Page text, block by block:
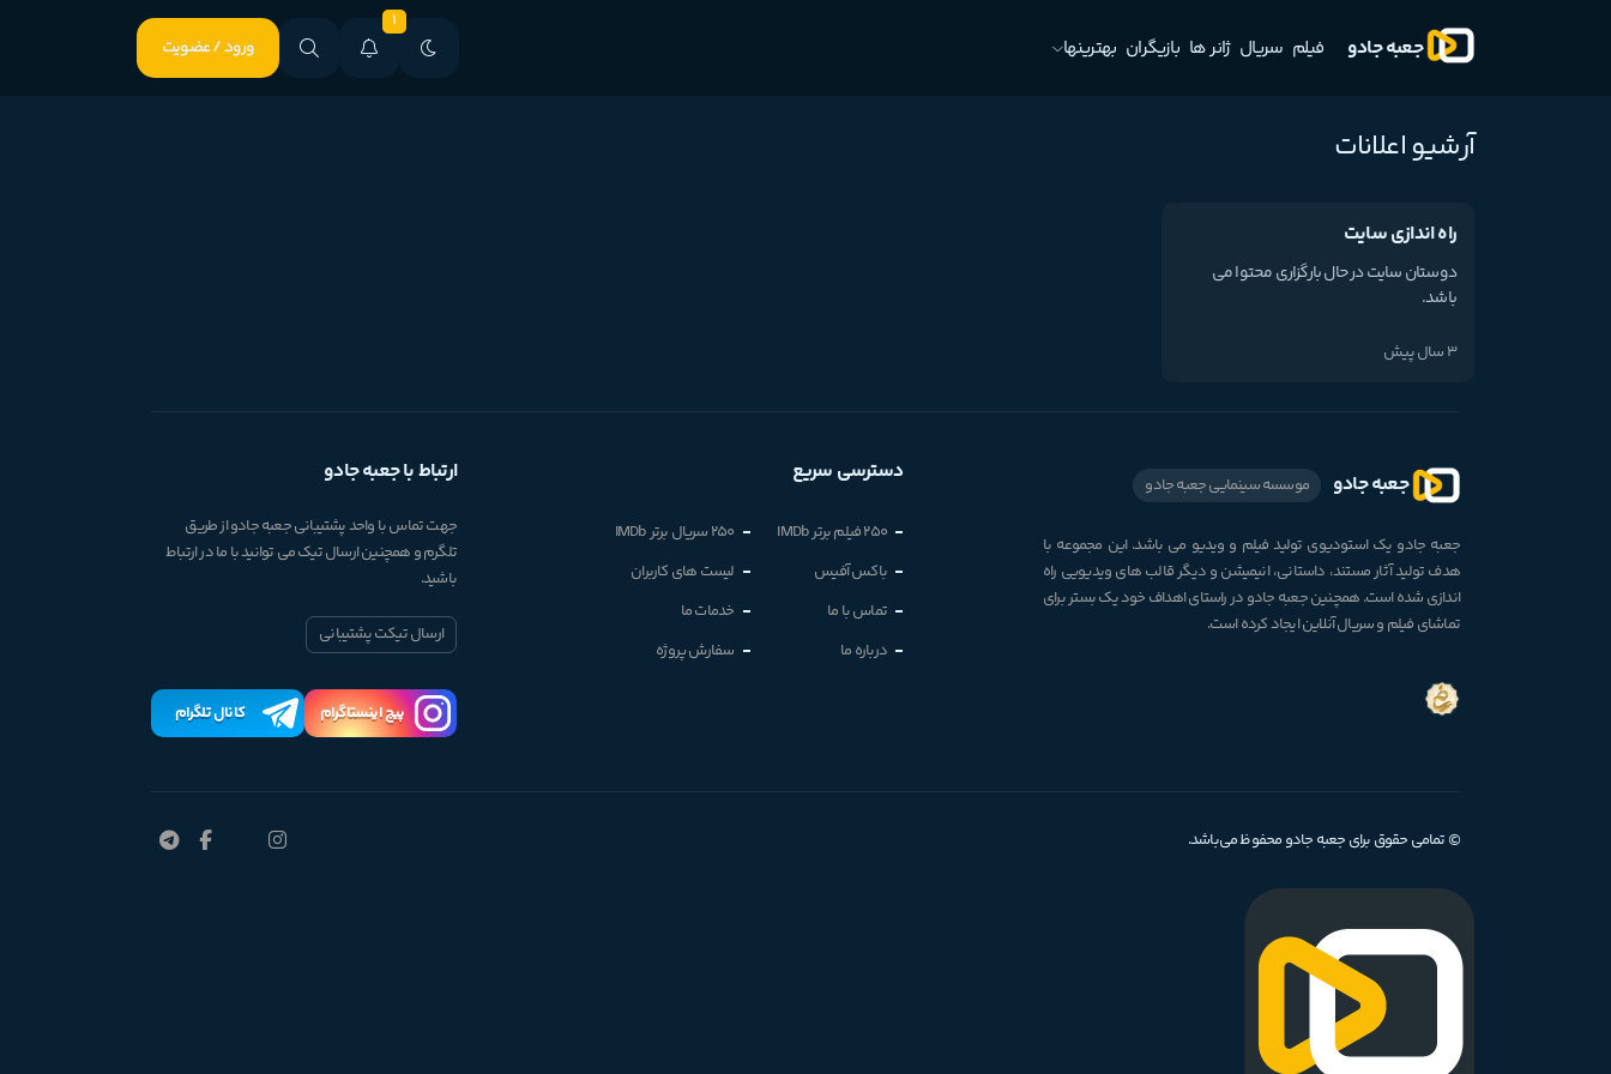
جعبه جادو فیلم سریال ژانر ها بازیگران بهترینها
1
ورود / عضویت
آرشیو اعلانات
راه اندازی سایت
دوستان سایت در حال بارگزاری محتوا می
باشد.
3 سال پیش
جعبه جادو موسسه سینمایی جعبه جادو
جعبه جادو یک استودیوی تولید فیلم و ویدیو می باشد. این مجموعه با
هدف تولید آثار مستند، داستانی، انیمیشن و دیگر قالب های ویدیویی راه
اندازی شده است. همچنین جعبه جادو در راستای اهداف خود یک بستر برای
تماشای فیلم و سریال آنلاین ایجاد کرده است.
دسترسی سریع
250 فیلم برتر IMDb
250 سریال برتر IMDb
باکس آفیس
لیست های کاربران
تماس با ما
خدمات ما
درباره ما
سفارش پروژه
ارتباط با جعبه جادو
جهت تماس با واحد پشتیبانی جعبه جادو از طریق
تلگرم و همچنین ارسال تیک می توانید با ما در ارتباط
باشید.
ارسال تیکت پشتیبانی
پیچ اینستاگرام کانال تلگرام
© تمامی حقوق برای جعبه جادو محفوظ می‌باشد.